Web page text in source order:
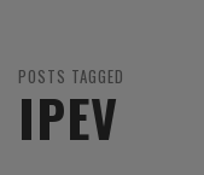
POSTS TAGGED
IPEV